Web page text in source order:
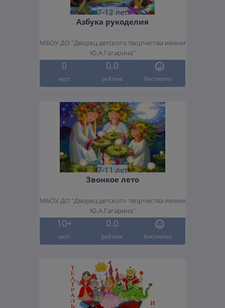
7-12 лет
Азбука рукоделия
МБОУ ДО "Дворец детского творчества имени
Ю.А.Гагарина"
0 0.0
мест рейтинг Бесплатно
7-11 лет
Звонкое лето
МБОУ ДО "Дворец детского творчества имени
Ю.А.Гагарина"
10+ 0.0
мест рейтинг Бесплатно